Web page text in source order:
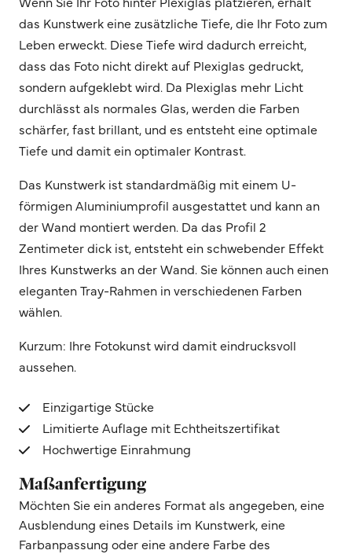
das Kunstwerk eine zusätzliche Tiefe, die Ihr Foto zum
Leben erweckt. Diese Tiefe wird dadurch erreicht,
dass das Foto nicht direkt auf Plexiglas gedruckt,
sondern aufgeklebt wird. Da Plexiglas mehr Licht
durchlässt als normales Glas, werden die Farben
schärfer, fast brillant, und es entsteht eine optimale
Tiefe und damit ein optimaler Kontrast.
Das Kunstwerk ist standardmäßig mit einem U-
förmigen Aluminiumprofil ausgestattet und kann an
der Wand montiert werden. Da das Profil 2
Zentimeter dick ist, entsteht ein schwebender Effekt
Ihres Kunstwerks an der Wand. Sie können auch einen
eleganten Tray-Rahmen in verschiedenen Farben
wählen.
Kurzum: Ihre Fotokunst wird damit eindrucksvoll
aussehen.
Einzigartige Stücke
Limitierte Auflage mit Echtheitszertifikat
Hochwertige Einrahmung
Maßanfertigung
Möchten Sie ein anderes Format als angegeben, eine
Ausblendung eines Details im Kunstwerk, eine
Farbanpassung oder eine andere Farbe des